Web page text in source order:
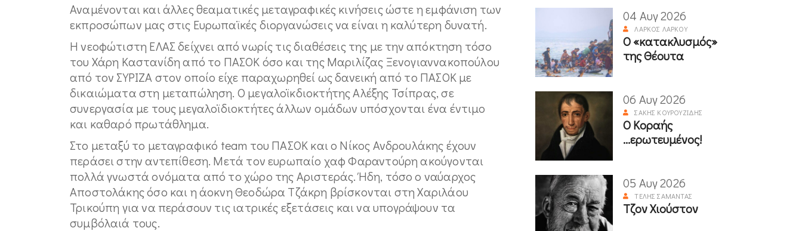
Αναμένονται και άλλες θεαματικές μεταγραφικές κινήσεις ώστε η εμφάνιση των
εκπροσώπων μας στις Ευρωπαϊκές διοργανώσεις να είναι η καλύτερη δυνατή.
Η νεοφώτιστη ΕΛΑΣ δείχνει από νωρίς τις διαθέσεις της με την απόκτηση τόσο
του Χάρη Καστανίδη από το ΠΑΣΟΚ όσο και της Μαριλίζας Ξενογιαννακοπούλου
από τον ΣΥΡΙΖΑ στον οποίο είχε παραχωρηθεί ως δανεική από το ΠΑΣΟΚ με
δικαιώματα στη μεταπώληση. Ο μεγαλοϊκδιοκτήτης Αλέξης Τσίπρας, σε
συνεργασία με τους μεγαλοϊδιοκτήτες άλλων ομάδων υπόσχονται ένα έντιμο
και καθαρό πρωτάθλημα.
Στο μεταξύ το μεταγραφικό team του ΠΑΣΟΚ και ο Νίκος Ανδρουλάκης έχουν
περάσει στην αντεπίθεση. Μετά τον ευρωπαίο χαφ Φαραντούρη ακούγονται
πολλά γνωστά ονόματα από το χώρο της Αριστεράς. Ήδη, τόσο ο ναύαρχος
Αποστολάκης όσο και η άοκνη Θεοδώρα Τζάκρη βρίσκονται στη Χαριλάου
Τρικούπη για να περάσουν τις ιατρικές εξετάσεις και να υπογράψουν τα
συμβόλαιά τους.
04 Αυγ 2026
ΛΆΡΚΟΣ ΛΆΡΚΟΥ
Ο «κατακλυσμός»
της Θέουτα
06 Αυγ 2026
ΣΆΚΗΣ ΚΟΥΡΟΥΖΊΔΗΣ
Ο Κοραής
...ερωτευμένος!
05 Αυγ 2026
ΤΈΛΗΣ ΣΑΜΑΝΤΆΣ
Τζον Χιούστον